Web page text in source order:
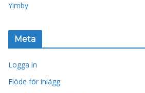
Yimby
Meta
Logga in
Flöde för inlägg